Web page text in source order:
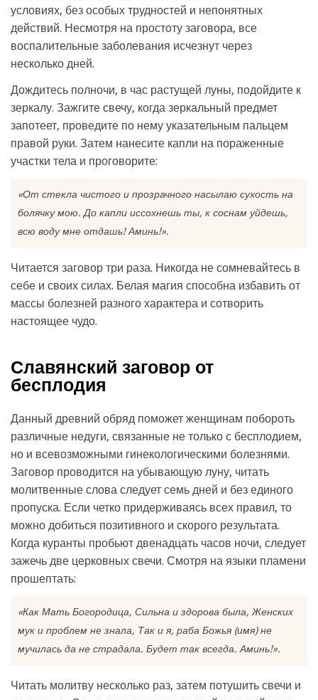
условиях, без особых трудностей и непонятных
действий. Несмотря на простоту заговора, все
воспалительные заболевания исчезнут через
несколько дней.
Дождитесь полночи, в час растущей луны, подойдите к
зеркалу. Зажгите свечу, когда зеркальный предмет
запотеет, проведите по нему указательным пальцем
правой руки. Затем нанесите капли на пораженные
участки тела и проговорите:
«От стекла чистого и прозрачного насылаю сухость на
болячку мою. До капли иссохнешь ты, к соснам уйдешь,
всю воду мне отдашь! Аминь!».
Читается заговор три раза. Никогда не сомневайтесь в
себе и своих силах. Белая магия способна избавить от
массы болезней разного характера и сотворить
настоящее чудо.
Славянский заговор от
бесплодия
Данный древний обряд поможет женщинам побороть
различные недуги, связанные не только с бесплодием,
но и всевозможными гинекологическими болезнями.
Заговор проводится на убывающую луну, читать
молитвенные слова следует семь дней и без единого
пропуска. Если четко придерживаясь всех правил, то
можно добиться позитивного и скорого результата.
Когда куранты пробьют двенадцать часов ночи, следует
зажечь две церковных свечи. Смотря на языки пламени
прошептать:
«Как Мать Богородица, Сильна и здорова была, Женских
мук и проблем не знала, Так и я, раба Божья (имя) не
мучилась да не страдала. Будет так всегда. Аминь!».
Читать молитву несколько раз, затем потушить свечи и